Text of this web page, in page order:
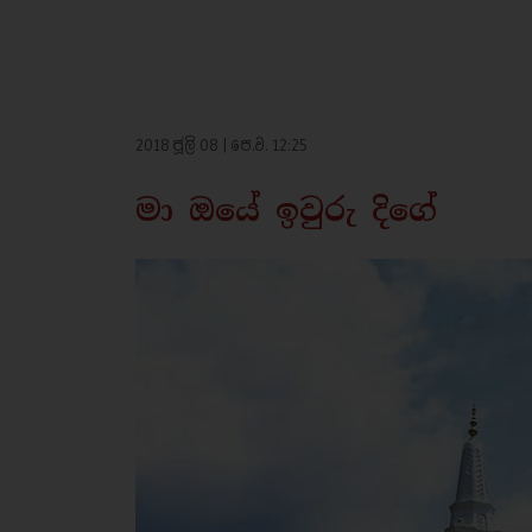
2018 ජූලි 08 | පෙ.ව. 12:25
මා ඔයේ ඉවුරු දිගේ